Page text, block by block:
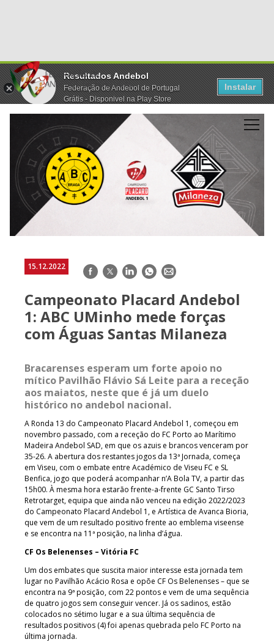
Resultados Andebol
Federação de Andebol de Portugal
Grátis - Disponivel na Play Store
Instalar
15.12.2022 Facebook
TwitterLinkedInWhatsApp
E-
Campeonato Placard Andebol
1: ABC UMinho mede forças
com Águas Santas Milaneza
Bracarenses esperam um forte apoio no
mítico Pavilhão Flávio Sá Leite para a receção
aos maiatos, neste que é já um duelo
histórico no andebol nacional.
A Ronda 13 do Campeonato Placard Andebol 1, começou em
novembro passado, com a receção do FC Porto ao Marítimo
Madeira Andebol SAD, em que os azuis e brancos venceram por
35-26. A abertura dos restantes jogos da 13ª Jornada, começa
em Viseu, com o embate entre Académico de Viseu FC e SL
Benfica, jogo que poderá acompanhar n’A Bola TV, a partir das
15h00. À mesma hora estarão frente-a-frente GC Santo Tirso
Retrotarget, equipa que ainda não venceu na edição 2022/2023
do Campeonato Placard Andebol 1, e Artística de Avanca Bioria,
que vem de um resultado positivo frente ao emblema viseense
e se encontra na 11ª posição, na linha d’água.
CF Os Belenenses – Vitória FC
Um dos embates que suscita maior interesse esta jornada tem
lugar no Pavilhão Acácio Rosa e opõe CF Os Belenenses – que se
encontra na 9ª posição, com 22 pontos e vem de uma sequência
de quatro jogos sem conseguir vencer. Já os sadinos, estão
colocados no sétimo lugar e a sua última sequência de
resultados positivos (4) foi apenas quebrada pelo FC Porto na
última jornada.